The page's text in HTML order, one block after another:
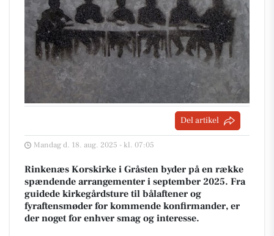
Del artikel
Mandag d. 18. aug. 2025 - kl. 07:05
Rinkenæs Korskirke i Gråsten byder på en række
spændende arrangementer i september 2025. Fra
guidede kirkegårdsture til bålaftener og
fyraftensmøder for kommende konfirmander, er
der noget for enhver smag og interesse.